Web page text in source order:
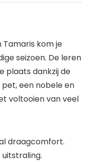
kom je
seizoen. De leren
plaats dankzij de
een nobele en
voltooien van veel
draagcomfort.